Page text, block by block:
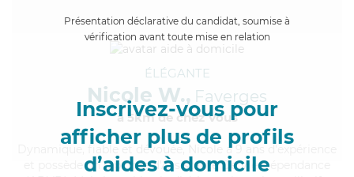
Présentation déclarative du candidat, soumise à
vérification avant toute mise en relation
Inscrivez-vous pour
afficher plus de profils
d’aides à domicile
ÉLÉGANTE
Nicole W., Faverges
à 5km de chez Vous
, fiable et dévouée, Nicole a 9 ans d'expérience
et possède un diplôme d'Assistante De Vie Dépendance